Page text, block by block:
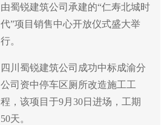
由蜀锐建筑公司承建的“仁寿北城时
代”项目销售中心开放仪式盛大举
行。
四川蜀锐建筑公司成功中标成渝分
公司资中停车区厕所改造施工工
程，该项目于9月30日进场，工期
50天。